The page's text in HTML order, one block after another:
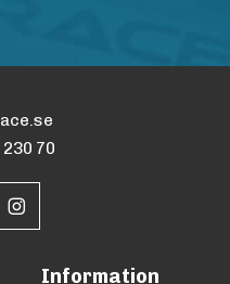
70
Information